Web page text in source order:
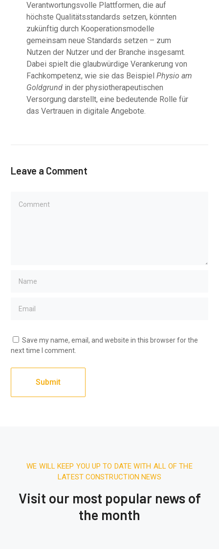
Verantwortungsvolle Plattformen, die auf
höchste Qualitätsstandards setzen, könnten
zukünftig durch Kooperationsmodelle
gemeinsam neue Standards setzen – zum
Nutzen der Nutzer und der Branche insgesamt.
Dabei spielt die glaubwürdige Verankerung von
Fachkompetenz, wie sie das BeispielPhysio am
Goldgrund in der physiotherapeutischen
Versorgung darstellt, eine bedeutende Rolle für
das Vertrauen in digitale Angebote.
Leave a Comment
Save my name, email, and website in this browser for the
next time I comment.
WE WILL KEEP YOU UP TO DATE WITH ALL OF THE
LATEST CONSTRUCTION NEWS
Visit our most popular news of
the month
December 27, 2025.7:31 AM